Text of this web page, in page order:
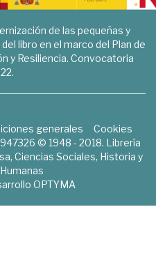
de las pequeñas y
libro en el marco del Plan de
y Resiliencia. Convocatoria
generales
Cookies
© 1948 - 2018. Librería
Ciencias Sociales, Historia y
OPTYMA